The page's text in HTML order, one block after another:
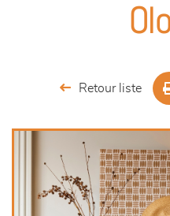
meubles de
décoration
Retour liste